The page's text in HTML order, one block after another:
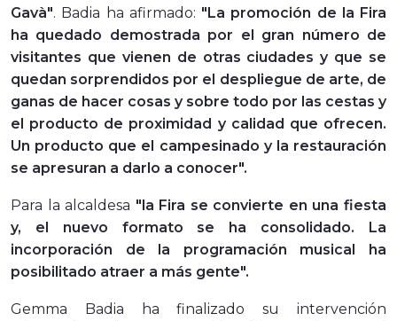
Gavà". Badia ha afirmado: "La promoción de la Fira
ha quedado demostrada por el gran número de
visitantes que vienen de otras ciudades y que se
quedan sorprendidos por el despliegue de arte, de
ganas de hacer cosas y sobre todo por las cestas y
el producto de proximidad y calidad que ofrecen.
Un producto que el campesinado y la restauración
se apresuran a darlo a conocer".
Para la alcaldesa "la Fira se convierte en una fiesta
y, el nuevo formato se ha consolidado. La
incorporación de la programación musical ha
posibilitado atraer a más gente".
Gemma Badia ha finalizado su intervención